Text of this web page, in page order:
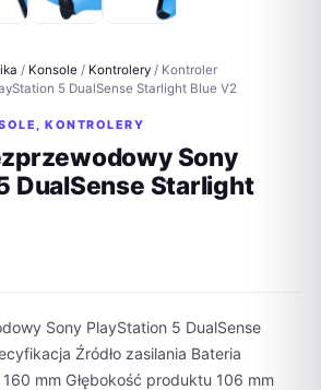
/ Konsole / Kontrolery / Kontroler
5 DualSense Starlight Blue V2
,KONTROLERY
Sony
DualSense Starlight
Sony PlayStation 5 DualSense
Źródło zasilania Bateria
mm Głębokość produktu 106 mm